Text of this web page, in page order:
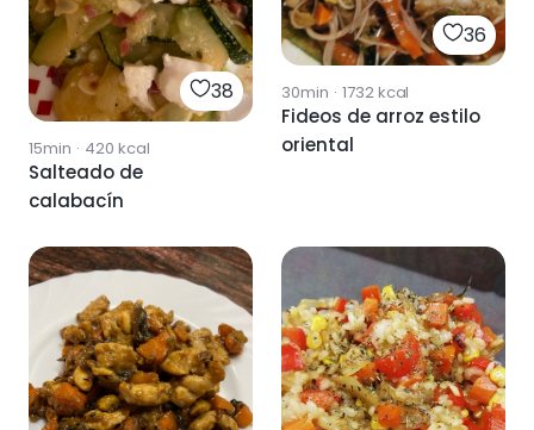
38
15min · 420 kcal
Salteado de
calabacín
36
30min · 1732kcal
Fideos de arroz estilo
oriental